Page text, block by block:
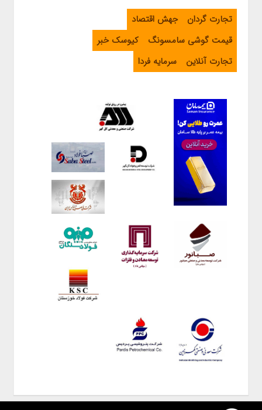
تجارت گردان
جهش اقتصاد
قیمت گوشی سامسونگ
کیوسک خبر
تجارت آنلاین
سرمایه فردا